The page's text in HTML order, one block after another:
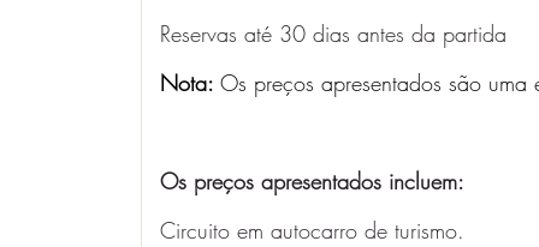
Reservas até 30 dias antes da partida
Nota: Os preços apresentados são
Os preços apresentados incluem:
Circuito em autocarro de turismo.